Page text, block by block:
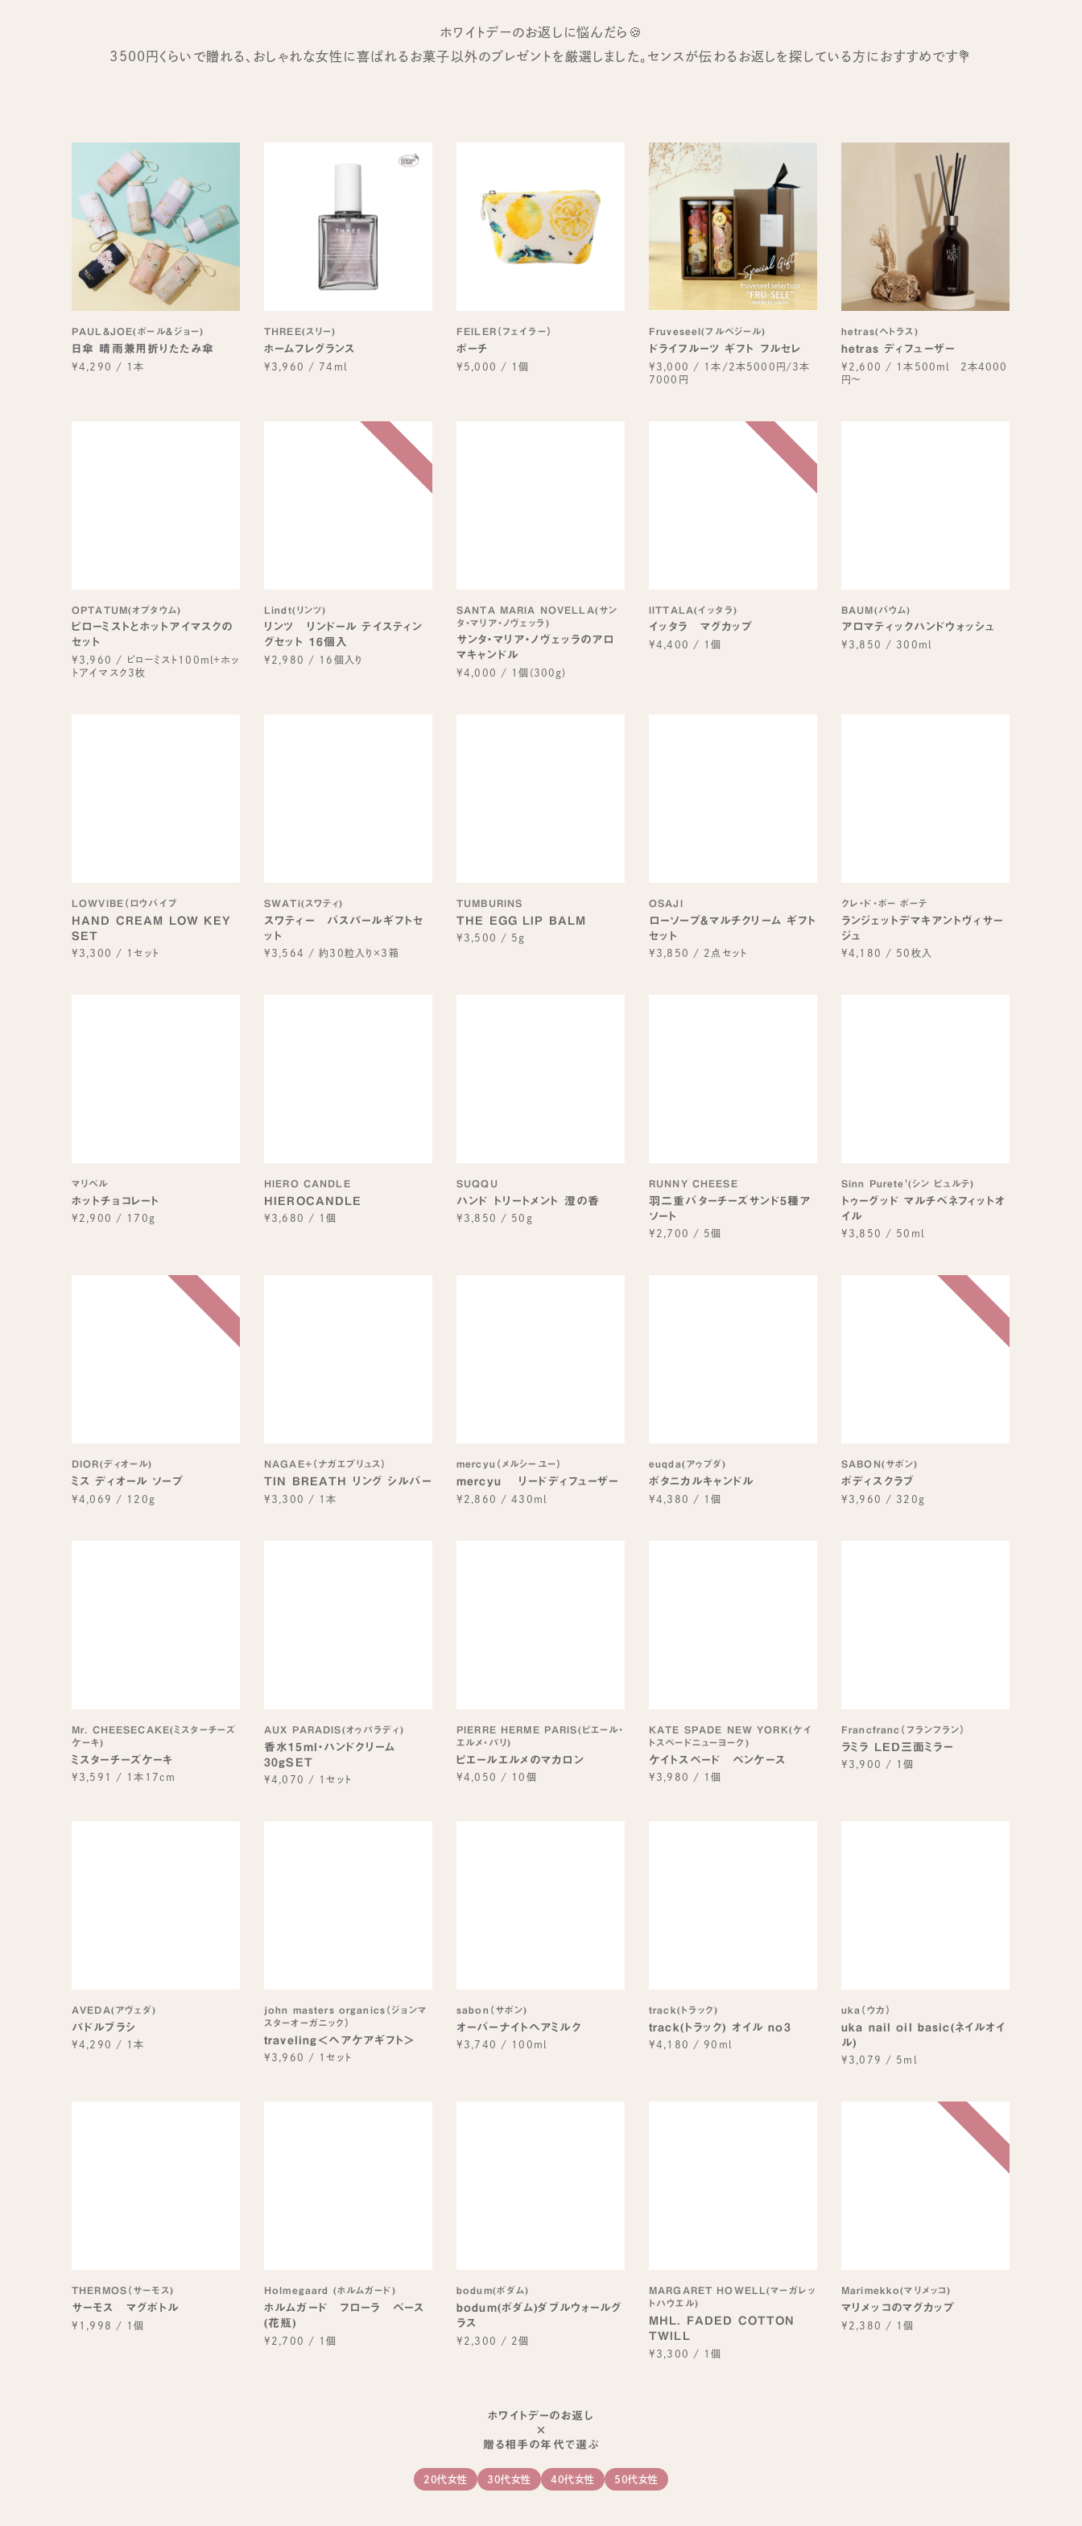
ホワイトデーのお返しに悩んだら🍪
3500円くらいで贈れる、おしゃれな女性に喜ばれるお菓子以外のプレゼントを厳選しました。センスが伝わるお返しを探している方におすすめです💐
PAUL&JOE(ポール＆ジョー)
日傘 晴雨兼用折りたたみ傘
¥4,290 / 1本
THREE(スリー)
ホームフレグランス
¥3,960 / 74ml
FEILER（フェイラー）
ポーチ
¥5,000 / 1個
Fruveseel(フルベジール)
ドライフルーツ ギフト フルセレ
¥3,000 /
1本/2本5000円/3本
7000円
hetras(へトラス)
hetras ディフューザー
¥2,600 /
1本500ml 2本4000
円～
OPTATUM(オプタウム)
ピローミストとホットアイマスクの
セット
¥3,960 /
ピローミスト100ml＋ホッ
トアイマスク3枚
Lindt(リンツ)
リンツ リンドール テイスティン
グセット 16個入
¥2,980 / 16個入り
SANTA MARIA NOVELLA(サン
タ・マリア・ノヴェッラ)
サンタ・マリア・ノヴェッラのアロ
マキャンドル
¥4,000 / 1個(300g)
IITTALA(イッタラ)
イッタラ マグカップ
¥4,400 / 1個
BAUM(バウム)
アロマティックハンドウォッシュ
¥3,850 / 300ml
LOWVIBE（ロウバイブ
HAND CREAM LOW KEY
SET
¥3,300 / 1セット
SWATi(スワティ)
スワティー バスパールギフトセ
ット
¥3,564 /約30粒入り×3箱
TUMBURINS
THE EGG LIP BALM
¥3,500 / 5g
OSAJI
ローソープ&マルチクリーム ギフト
セット
¥3,850 / 2点セット
クレ・ド・ポー ボーテ
ランジェットデマキアントヴィサー
ジュ
¥4,180 / 50枚入
マリベル
ホットチョコレート
¥2,900 / 170g
HIERO CANDLE
HIEROCANDLE
¥3,680 / 1個
SUQQU
ハンド トリートメント 澄の香
¥3,850 / 50g
RUNNY CHEESE
羽二重バターチーズサンド5種ア
ソート
¥2,700 / 5個
Sinn Purete'(シン ピュルテ)
トゥーグッド マルチベネフィットオ
イル
¥3,850 / 50ml
DIOR(ディオール)
ミス ディオール ソープ
¥4,069 / 120g
NAGAE+（ナガエプリュス）
TIN BREATH リング シルバー
¥3,300 / 1本
mercyu（メルシーユー）
mercyu リードディフューザー
¥2,860 /430ml
euqda(アゥプダ)
ボタニカルキャンドル
¥4,380 / 1個
SABON(サボン)
ボディスクラブ
¥3,960 / 320g
Mr. CHEESECAKE(ミスターチーズ
ケーキ)
ミスターチーズケーキ
¥3,591 / 1本17cm
AUX PARADIS(オゥパラディ)
香水15ml・ハンドクリーム
30gSET
¥4,070 / 1セット
PIERRE HERME PARIS(ピエール・
エルメ・パリ)
ピエールエルメのマカロン
¥4,050 / 10個
KATE SPADE NEW YORK(ケイ
トスペードニューヨーク)
ケイトスペード ペンケース
¥3,980 / 1個
Francfranc（フランフラン）
ラミラ LED三面ミラー
¥3,900 / 1個
AVEDA(アヴェダ)
パドルブラシ
¥4,290 / 1本
john masters organics（ジョンマ
スターオーガニック）
traveling＜ヘアケアギフト＞
¥3,960 / 1セット
sabon（サボン)
オーバーナイトヘアミルク
¥3,740 / 100ml
track(トラック)
track(トラック) オイル no3
¥4,180 / 90ml
uka（ウカ）
uka nail oil basic(ネイルオイ
ル)
¥3,079 / 5ml
THERMOS（サーモス)
サーモス マグボトル
¥1,998 / 1個
Holmegaard (ホルムガード)
ホルムガード フローラ ベース
(花瓶)
¥2,700 / 1個
bodum(ボダム)
bodum(ボダム)ダブルウォールグ
ラス
¥2,300 / 2個
MARGARET HOWELL(マーガレッ
トハウエル)
MHL. FADED COTTON
TWILL
¥3,300 / 1個
Marimekko(マリメッコ)
マリメッコのマグカップ
¥2,380 / 1個
ホワイトデーのお返し
×
贈る相手の年代で選ぶ
20代女性 30代女性 40代女性 50代女性